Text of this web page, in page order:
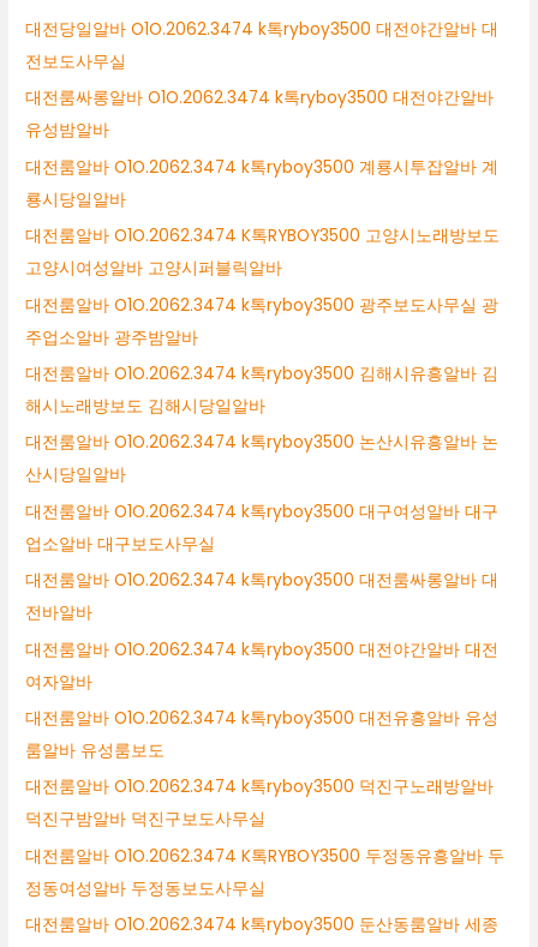
대전당일알바 O1O.2062.3474 k톡ryboy3500 대전야간알바 대
전보도사무실
대전룸싸롱알바 O1O.2062.3474 k톡ryboy3500 대전야간알바
유성밤알바
대전룸알바 O1O.2062.3474 k톡ryboy3500 계룡시투잡알바 계
룡시당일알바
대전룸알바 O1O.2062.3474 K톡RYBOY3500 고양시노래방보도
고양시여성알바 고양시퍼블릭알바
대전룸알바 O1O.2062.3474 k톡ryboy3500 광주보도사무실 광
주업소알바 광주밤알바
대전룸알바 O1O.2062.3474 k톡ryboy3500 김해시유흥알바 김
해시노래방보도 김해시당일알바
대전룸알바 O1O.2062.3474 k톡ryboy3500 논산시유흥알바 논
산시당일알바
대전룸알바 O1O.2062.3474 k톡ryboy3500 대구여성알바 대구
업소알바 대구보도사무실
대전룸알바 O1O.2062.3474 k톡ryboy3500 대전룸싸롱알바 대
전바알바
대전룸알바 O1O.2062.3474 k톡ryboy3500 대전야간알바 대전
여자알바
대전룸알바 O1O.2062.3474 k톡ryboy3500 대전유흥알바 유성
룸알바 유성룸보도
대전룸알바 O1O.2062.3474 k톡ryboy3500 덕진구노래방알바
덕진구밤알바 덕진구보도사무실
대전룸알바 O1O.2062.3474 K톡RYBOY3500 두정동유흥알바 두
정동여성알바 두정동보도사무실
대전룸알바 O1O.2062.3474 k톡ryboy3500 둔산동룸알바 세종